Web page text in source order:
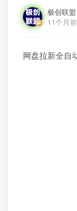
极创联盟
11个月
网盘拉新全自